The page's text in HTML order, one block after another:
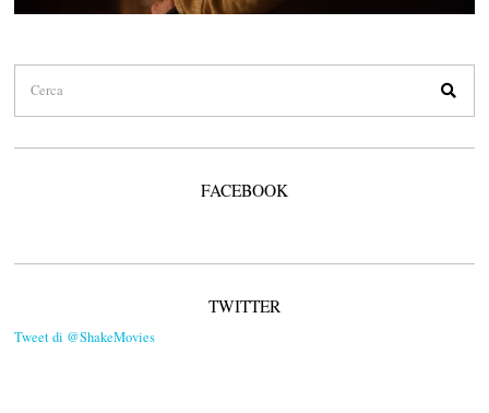
FACEBOOK
TWITTER
Tweet di @ShakeMovies